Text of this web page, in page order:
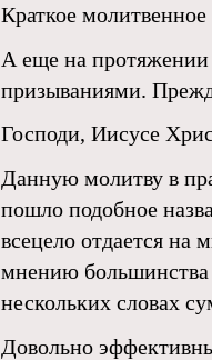
Краткое
А еще на
призываниями.
Господи, Иисусе
Данную молитву в
пошло подобное
всецело отдается на
мнению большинства
нескольких словах
Довольно